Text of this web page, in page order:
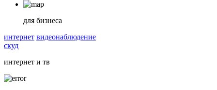
для бизнеса
интернет видеонаблюдение
скуд
интернет и тв